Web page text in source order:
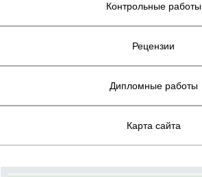
Контрольные работы
Рецензии
Дипломные работы
Карта сайта